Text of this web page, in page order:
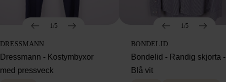
1/5
DRESSMANN
Dressmann - Kostymbyxor
med pressveck
1/5
BONDELID
Bondelid - Randig skjorta -
Blå vit